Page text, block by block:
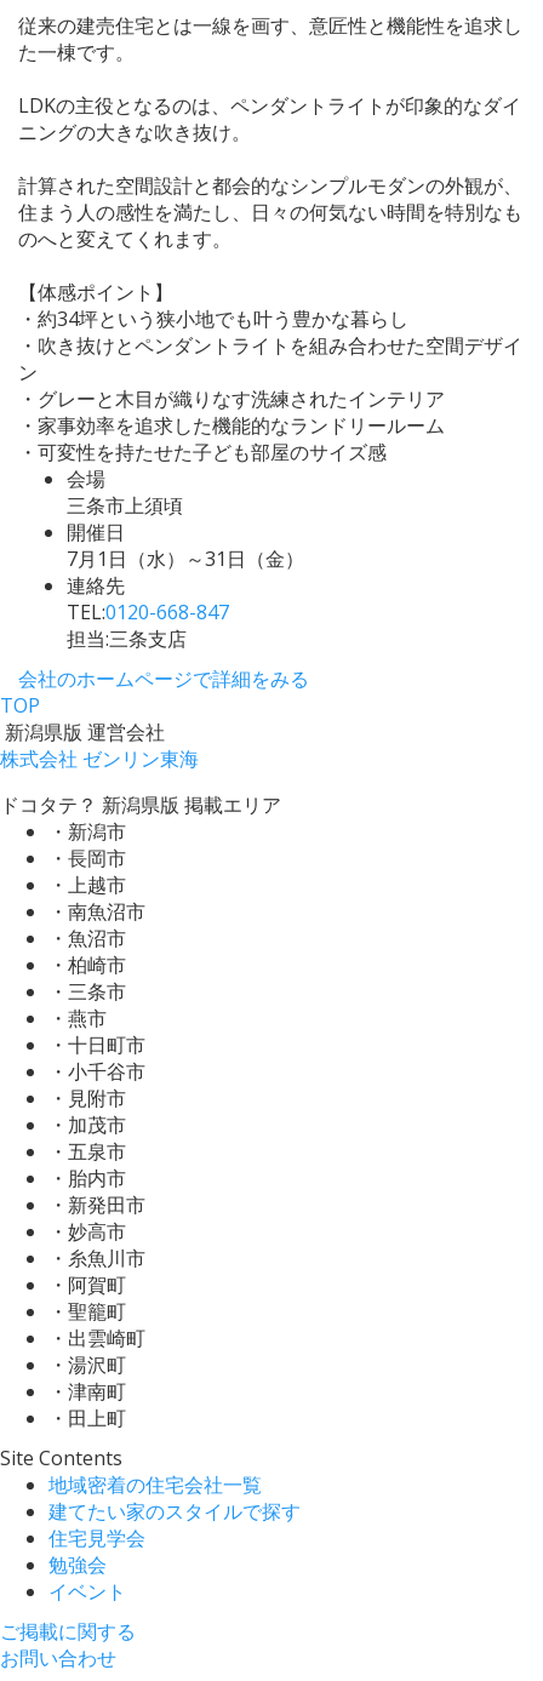
従来の建売住宅とは一線を画す、意匠性と機能性を追求し
た一棟です。
LDKの主役となるのは、ペンダントライトが印象的なダイ
ニングの大きな吹き抜け。
計算された空間設計と都会的なシンプルモダンの外観が、
住まう人の感性を満たし、日々の何気ない時間を特別なも
のへと変えてくれます。
【体感ポイント】
・約34坪という狭小地でも叶う豊かな暮らし
・吹き抜けとペンダントライトを組み合わせた空間デザイ
ン
・グレーと木目が織りなす洗練されたインテリア
・家事効率を追求した機能的なランドリールーム
・可変性を持たせた子ども部屋のサイズ感
会場
三条市上須頃
開催日
7月1日（水）～31日（金）
連絡先
TEL:0120-668-847
担当:三条支店
会社のホームページで詳細をみる
TOP
新潟県版 運営会社
株式会社 ゼンリン東海
ドコタテ？ 新潟県版 掲載エリア
・新潟市
・長岡市
・上越市
・南魚沼市
・魚沼市
・柏崎市
・三条市
・燕市
・十日町市
・小千谷市
・見附市
・加茂市
・五泉市
・胎内市
・新発田市
・妙高市
・糸魚川市
・阿賀町
・聖籠町
・出雲崎町
・湯沢町
・津南町
・田上町
Site Contents
地域密着の住宅会社一覧
建てたい家のスタイルで探す
住宅見学会
勉強会
イベント
ご掲載に関する
お問い合わせ